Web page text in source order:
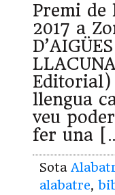
Premi
2017 a
llengua
veu
fer una
Sota
alabatre,